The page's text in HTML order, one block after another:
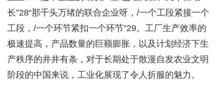
长”28“那千头万绪的联合企业呀，/一个工段紧接一个
工段，/一个环节紧扣一个环节”29。工厂生产效率的
极速提高，产品数量的巨额膨胀，以及计划经济下生
产秩序的井井有条，对于长期处于散漫自发农业文明
阶段的中国来说，工业化展现了令人折服的魅力。